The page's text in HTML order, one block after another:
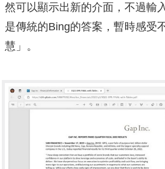
然可以顯示出新的介面，不過輸
是傳統的Bing的答案，暫時感受
慧」。